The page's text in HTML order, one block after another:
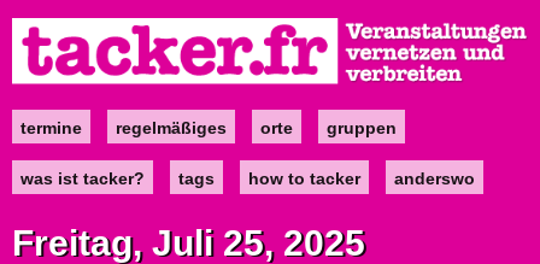
zum
Inhalt
Maintermine regelmäßiges orte gruppen
was ist tacker? tags how to tacker anderswo
Freitag, Juli 25, 2025